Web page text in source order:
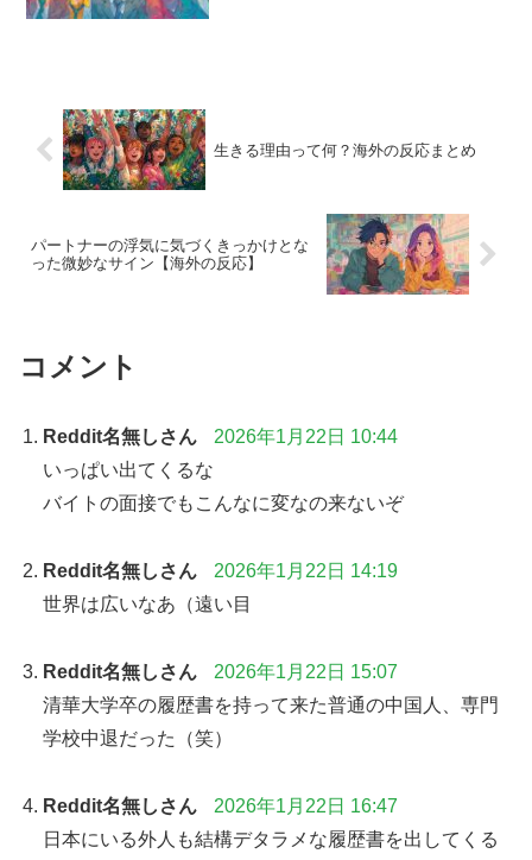
生きる理由って何？海外の反応まとめ
パートナーの浮気に気づくきっかけとな
った微妙なサイン【海外の反応】
コメント
Reddit名無しさん
2026年1月22日 10:44
いっぱい出てくるな
バイトの面接でもこんなに変なの来ないぞ
Reddit名無しさん
2026年1月22日 14:19
世界は広いなあ（遠い目
Reddit名無しさん
2026年1月22日 15:07
清華大学卒の履歴書を持って来た普通の中国人、専門
学校中退だった（笑）
Reddit名無しさん
2026年1月22日 16:47
日本にいる外人も結構デタラメな履歴書を出してくる